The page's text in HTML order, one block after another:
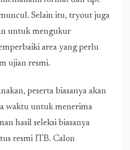
Selain itu, tryout juga
untuk mengukur
area yang perlu
ujian resmi.
peserta biasanya akan
waktu untuk menerima
hasil seleksi biasanya
resmi ITB. Calon